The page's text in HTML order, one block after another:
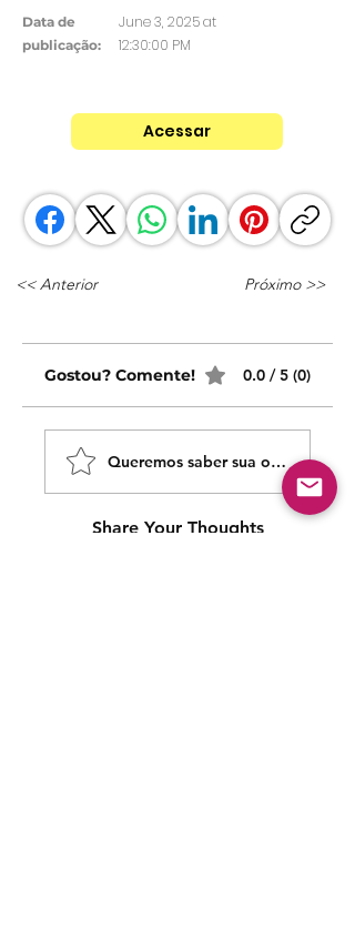
Data de
publicação:
June 3, 2025 at
12:30:00 PM
Acessar
<< Anterior Próximo >>
Gostou? Comente! 0.0 / 5 (0)
Queremos saber sua opinião
Share Your Thoughts